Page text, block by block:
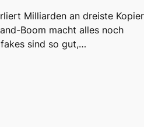
Milliarden an dreiste
Boom macht alles noch
sind so gut,…